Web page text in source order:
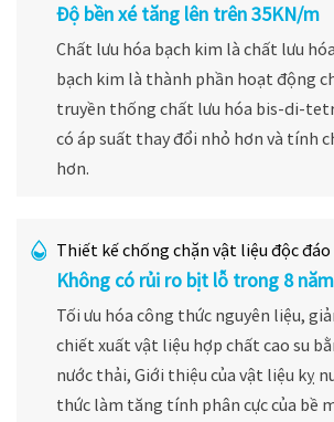
Độ bền xé tăng lên trên 35KN/m
Chất lưu hóa bạch kim là chất lưu
bạch kim là thành phần hoạt động
truyền thống chất lưu hóa bis-di-
có áp suất thay đổi nhỏ hơn và tính
hơn.
Thiết kế chống chặn vật liệu độc đáo
Không có rủi ro bịt lỗ trong 8 năm
Tối ưu hóa công thức nguyên liệu,
chiết xuất vật liệu hợp chất cao su
nước thải, Giới thiệu của vật liệu kỵ
thức làm tăng tính phân cực của bề